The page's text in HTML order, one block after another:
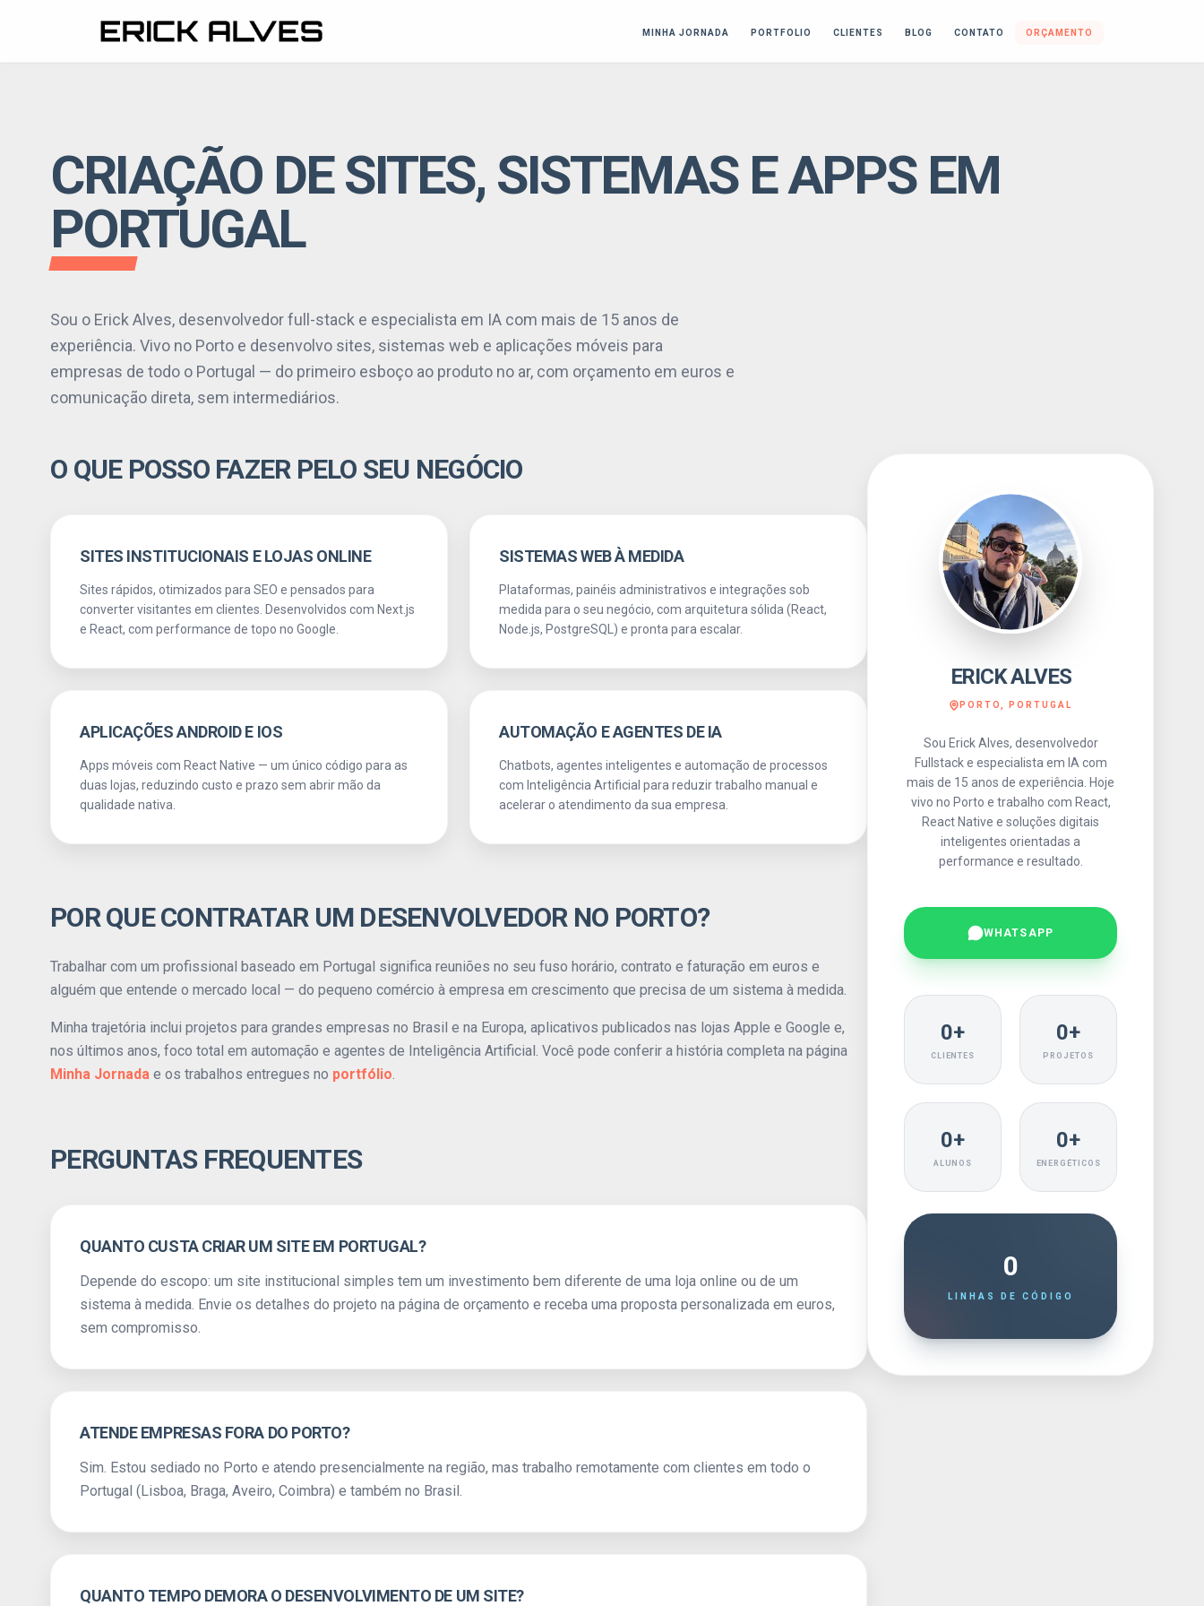
MINHA JORNADA PORTFOLIO CLIENTES BLOG CONTATO ORÇAMENTO
NAVEGAÇÃO
PORTFOLIO
CLIENTES
BLOG
CONTATO
ORÇAMENTO
CRIAÇÃO DE SITES, SISTEMAS E APPS EM
PORTUGAL
Sou o Erick Alves, desenvolvedor full-stack e especialista em IA com mais de 15 anos de
experiência. Vivo no Porto e desenvolvo sites, sistemas web e aplicações móveis para
empresas de todo o Portugal — do primeiro esboço ao produto no ar, com orçamento em euros e
comunicação direta, sem intermediários.
O QUE POSSO FAZER PELO SEU NEGÓCIO
SITES INSTITUCIONAIS E LOJAS ONLINE
Sites rápidos, otimizados para SEO e pensados para
converter visitantes em clientes. Desenvolvidos com Next.js
e React, com performance de topo no Google.
SISTEMAS WEB À MEDIDA
Plataformas, painéis administrativos e integrações sob
medida para o seu negócio, com arquitetura sólida (React,
Node.js, PostgreSQL) e pronta para escalar.
APLICAÇÕES ANDROID E IOS
Apps móveis com React Native — um único código para as
duas lojas, reduzindo custo e prazo sem abrir mão da
qualidade nativa.
AUTOMAÇÃO E AGENTES DE IA
Chatbots, agentes inteligentes e automação de processos
com Inteligência Artificial para reduzir trabalho manual e
acelerar o atendimento da sua empresa.
POR QUE CONTRATAR UM DESENVOLVEDOR NO PORTO?
Trabalhar com um profissional baseado em Portugal significa reuniões no seu fuso horário, contrato e faturação em euros e
alguém que entende o mercado local — do pequeno comércio à empresa em crescimento que precisa de um sistema à medida.
Minha trajetória inclui projetos para grandes empresas no Brasil e na Europa, aplicativos publicados nas lojas Apple e Google e,
nos últimos anos, foco total em automação e agentes de Inteligência Artificial. Você pode conferir a história completa na página
Minha Jornada e os trabalhos entregues no portfólio.
PERGUNTAS FREQUENTES
QUANTO CUSTA CRIAR UM SITE EM PORTUGAL?
Depende do escopo: um site institucional simples tem um investimento bem diferente de uma loja online ou de um
sistema à medida. Envie os detalhes do projeto na página de orçamento e receba uma proposta personalizada em euros,
sem compromisso.
ATENDE EMPRESAS FORA DO PORTO?
Sim. Estou sediado no Porto e atendo presencialmente na região, mas trabalho remotamente com clientes em todo o
Portugal (Lisboa, Braga, Aveiro, Coimbra) e também no Brasil.
QUANTO TEMPO DEMORA O DESENVOLVIMENTO DE UM SITE?
ERICK ALVES
PORTO, PORTUGAL
Sou Erick Alves, desenvolvedor
Fullstack e especialista em IA com
mais de 15 anos de experiência. Hoje
vivo no Porto e trabalho com React,
React Native e soluções digitais
inteligentes orientadas a
performance e resultado.
WHATSAPP
0+
CLIENTES
0+
PROJETOS
0+
ALUNOS
0+
ENERGÉTICOS
0
LINHAS DE CÓDIGO